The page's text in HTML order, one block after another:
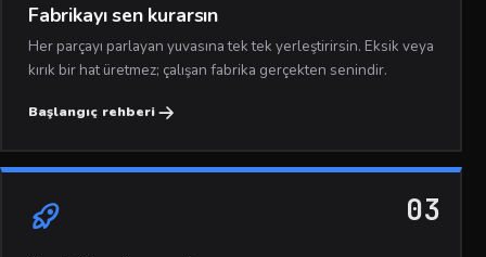
Fabrikayı sen kurarsın
Her parçayı parlayan yuvasına tek tek yerleştirirsin. Eksik veya
kırık bir hat üretmez; çalışan fabrika gerçekten senindir.
Başlangıç rehberi
03